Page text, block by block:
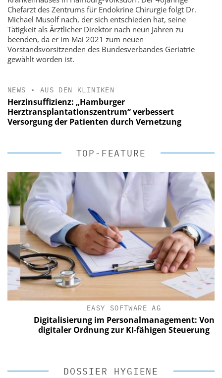
Chefarzt des Zentrums für Endokrine Chirurgie folgt Dr.
Michael Musolf nach, der sich entschieden hat, seine
Tätigkeit als Ärztlicher Direktor nach neun Jahren zu
beenden, da er im Mai 2021 zum neuen
Vorstandsvorsitzenden des Bundesverbandes Geriatrie
gewählt worden ist.
NEWS • AUS DEN KLINIKEN
Herzinsuffizienz: „Hamburger
Herztransplantationszentrum“ verbessert
Versorgung der Patienten durch Vernetzung
TOP-FEATURE
EASY SOFTWARE AG
Digitalisierung im Personalmanagement: Von
digitaler Ordnung zur KI-fähigen Steuerung
DOSSIER HYGIENE